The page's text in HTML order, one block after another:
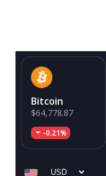
Bitcoin
$64,778.87
-0.21%